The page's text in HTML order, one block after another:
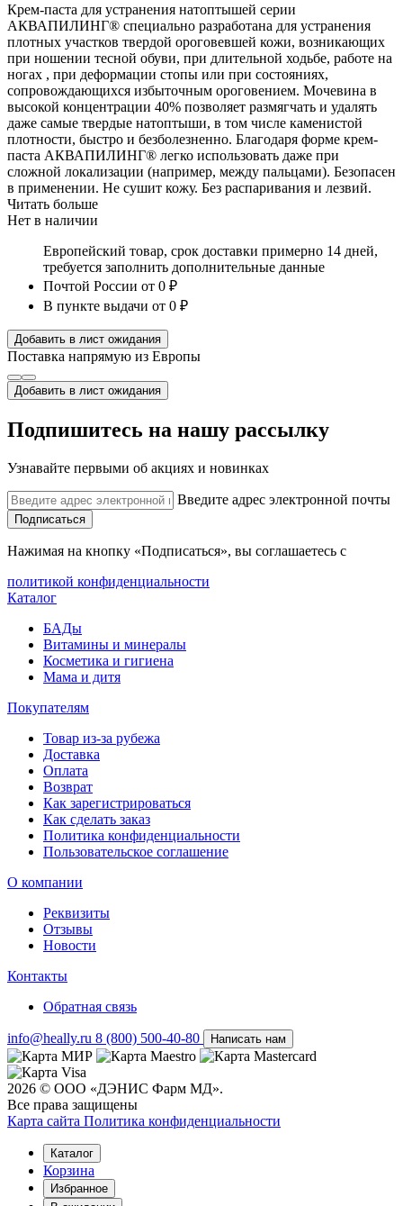
Крем-паста для устранения натоптышей серии
АКВАПИЛИНГ® специально разработана для устранения
плотных участков твердой ороговевшей кожи, возникающих
при ношении тесной обуви, при длительной ходьбе, работе на
ногах , при деформации стопы или при состояниях,
сопровождающихся избыточным ороговением. Мочевина в
высокой концентрации 40% позволяет размягчать и удалять
даже самые твердые натоптыши, в том числе каменистой
плотности, быстро и безболезненно. Благодаря форме крем-
паста АКВАПИЛИНГ® легко использовать даже при
сложной локализации (например, между пальцами). Безопасен
в применении. Не сушит кожу. Без распаривания и лезвий.
Читать больше
Нет в наличии
Европейский товар, срок доставки примерно 14 дней,
требуется заполнить дополнительные данные
Почтой России от 0 ₽
В пункте выдачи от 0 ₽
Добавить в лист ожидания
Поставка напрямую из Европы
Добавить в лист ожидания
Подпишитесь на нашу рассылку
Узнавайте первыми об акциях и новинках
Введите адрес электронной почты
Подписаться
Нажимая на кнопку «Подписаться», вы соглашаетесь с
политикой конфиденциальности
Каталог
БАДы
Витамины и минералы
Косметика и гигиена
Мама и дитя
Покупателям
Товар из-за рубежа
Доставка
Оплата
Возврат
Как зарегистрироваться
Как сделать заказ
Политика конфиденциальности
Пользовательское соглашение
О компании
Реквизиты
Отзывы
Новости
Контакты
Обратная связь
info@heally.ru 8 (800) 500-40-80 Написать нам
2026 © ООО «ДЭНИС Фарм МД».
Все права защищены
Карта сайта Политика конфиден­циальности
Каталог
Корзина
Избранное